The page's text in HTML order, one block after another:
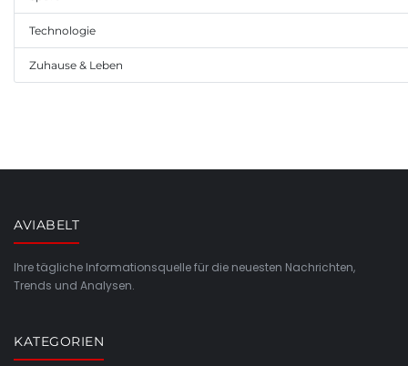
Technologie
Zuhause & Leben
AVIABELT
Ihre tägliche Informationsquelle für die neuesten Nachrichten,
Trends und Analysen.
KATEGORIEN